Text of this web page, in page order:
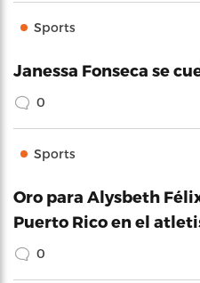
Sports
Janessa Fonseca se
0
Sports
Oro para Alysbeth
Puerto Rico en el
0